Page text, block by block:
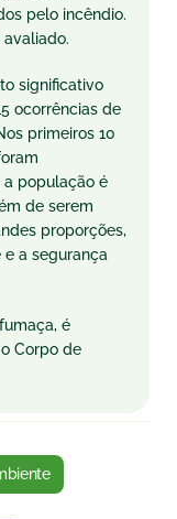
pelo incêndio.
significativo
ocorrências de
primeiros 10
a população é
de serem
proporções,
a segurança
é
Corpo de